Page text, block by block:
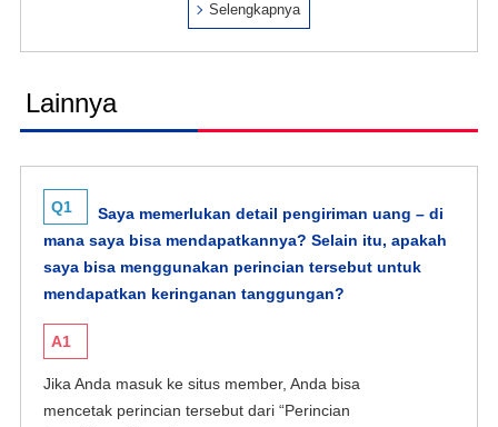
Selengkapnya
Lainnya
Q1
Saya memerlukan detail pengiriman uang – di
mana saya bisa mendapatkannya? Selain itu, apakah
saya bisa menggunakan perincian tersebut untuk
mendapatkan keringanan tanggungan?
A1
Jika Anda masuk ke situs member, Anda bisa
mencetak perincian tersebut dari “Perincian